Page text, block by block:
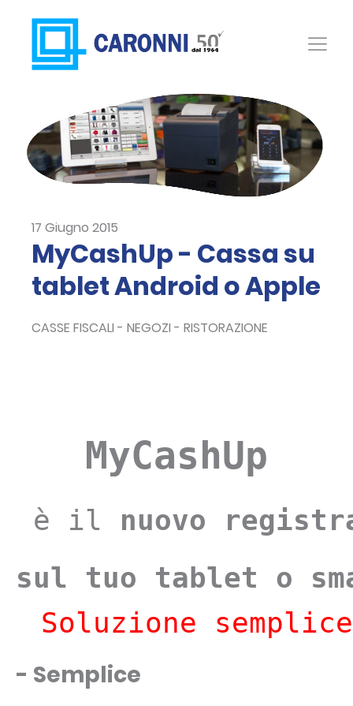
17 Giugno 2015
MyCashUp - Cassa su
tablet Android o Apple
CASSE FISCALI - NEGOZI - RISTORAZIONE
MyCashUp
è il nuovo
sul tuo tablet o
Soluzione
- Semplice